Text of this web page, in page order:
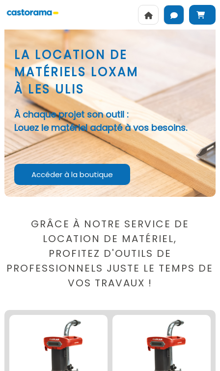
LA LOCATION DE
MATÉRIELS LOXAM
À LES ULIS
À chaque projet son outil :
Louez le matériel adapté à vos besoins.
Accéder à la boutique
GRÂCE À NOTRE SERVICE DE
LOCATION DE MATÉRIEL,
PROFITEZ D'OUTILS DE
PROFESSIONNELS JUSTE LE TEMPS DE
VOS TRAVAUX !